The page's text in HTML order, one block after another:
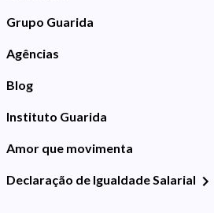
Grupo Guarida
Agências
Blog
Instituto Guarida
Amor que movimenta
Declaração de Igualdade Salarial